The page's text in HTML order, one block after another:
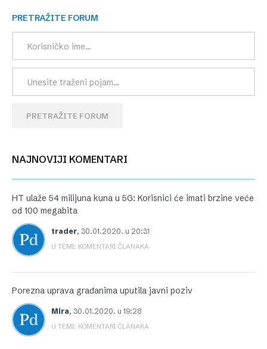
PRETRAŽITE FORUM
PRETRAŽITE FORUM
NAJNOVIJI KOMENTARI
HT ulaže 54 milijuna kuna u 5G: Korisnici će imati brzine veće
od 100 megabita
trader, 30.01.2020. u 20:31
U TEMI: KOMENTARI ČLANAKA
Porezna uprava građanima uputila javni poziv
Mira, 30.01.2020. u 19:28
U TEMI: KOMENTARI ČLANAKA